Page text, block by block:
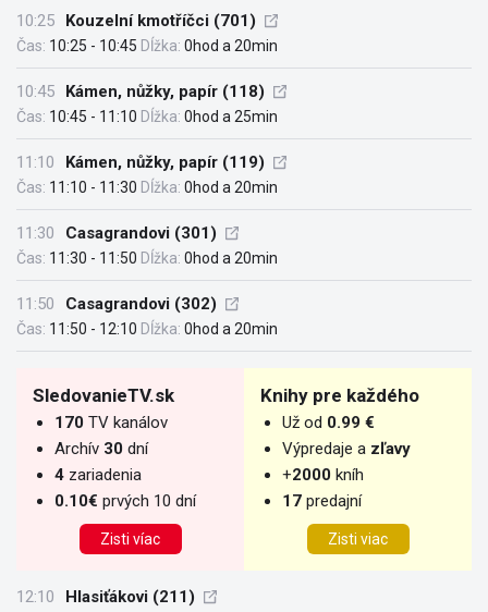
10:25 Kouzelní kmotříčci (701)
Čas: 10:25 - 10:45 Dĺžka: 0hod a 20min
10:45 Kámen, nůžky, papír (118)
Čas: 10:45 - 11:10 Dĺžka: 0hod a 25min
11:10 Kámen, nůžky, papír (119)
Čas: 11:10 - 11:30 Dĺžka: 0hod a 20min
11:30 Casagrandovi (301)
Čas: 11:30 - 11:50 Dĺžka: 0hod a 20min
11:50 Casagrandovi (302)
Čas: 11:50 - 12:10 Dĺžka: 0hod a 20min
SledovanieTV.sk
170 TV kanálov
Archív 30 dní
4 zariadenia
0.10€ prvých 10 dní
Zisti víac
Knihy pre každého
Už od 0.99 €
Výpredaje a zľavy
+2000 kníh
17 predajní
Zisti viac
12:10 Hlasiťákovi (211)